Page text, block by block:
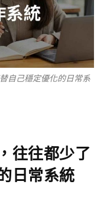
自己穩定優化的日常系
往往都少了
日常系統